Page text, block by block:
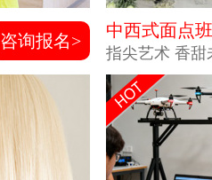
咨询报名>
中西式面点班
指尖艺术 香甜